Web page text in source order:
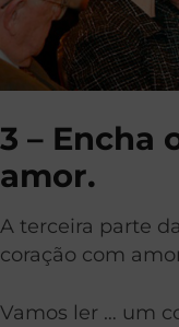
3 – Encha
amor.
A terceira parte
coração com
Vamos ler … um